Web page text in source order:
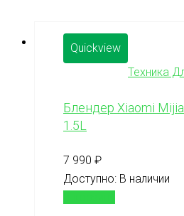
Quickview
Техника
Блендер Xiaomi
1.5L
7 990 ₽
Доступно: В наличии